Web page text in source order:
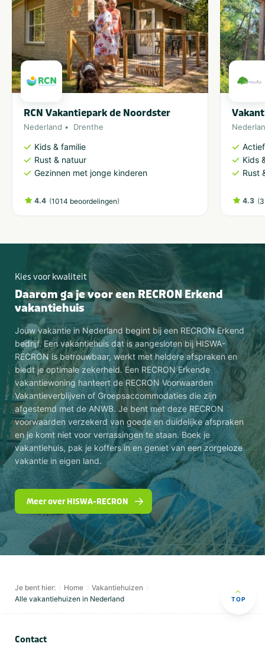
RCN Vakantiepark de Noordster
Nederland Drenthe
Kids & familie
Rust & natuur
Gezinnen met jonge kinderen
4.4 (1014 beoordelingen)
Kids
Rust
4.3 (
Kies voor kwaliteit
Daarom ga je voor een RECRON Erkend
vakantiehuis
Jouw vakantie in Nederland begint bij een RECRON Erkend
bedrijf. Een vakantiehuis dat is aangesloten bij HISWA-
RECRON is betrouwbaar, werkt met heldere afspraken en
biedt je optimale zekerheid. Een RECRON Erkende
vakantiewoning hanteert de RECRON Voorwaarden
Vakantieverblijven of Groepsaccommodaties die zijn
afgestemd met de ANWB. Je bent met deze RECRON
voorwaarden verzekerd van goede en duidelijke afspraken
en je komt niet voor verrassingen te staan. Boek je
vakantiehuis, pak je koffers in en geniet van een zorgeloze
vakantie in eigen land.
Meer over HISWA-RECRON
Je bent hier: Home
Vakantiehuizen
Alle vakantiehuizen in Nederland
TOP
Contact